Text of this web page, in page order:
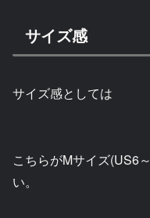
サイズ感
サイズ感としては
こちらがMサイズ(US6
い。